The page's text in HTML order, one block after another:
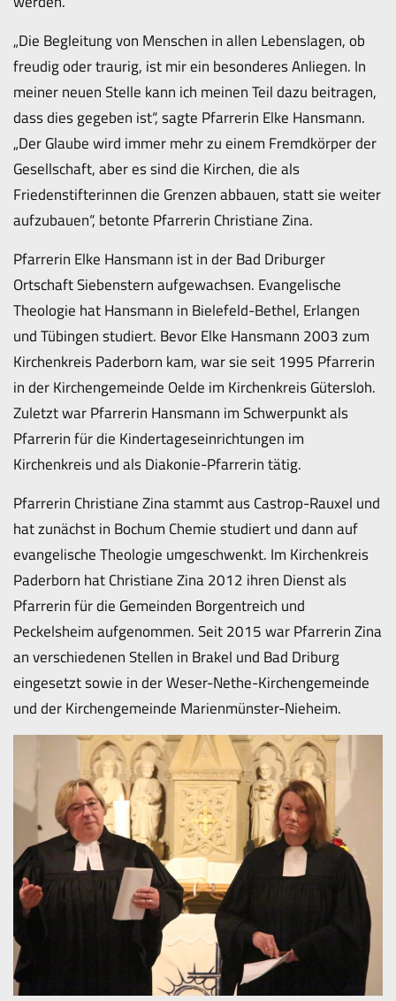
„Die Begleitung von Menschen in allen Lebenslagen, ob
freudig oder traurig, ist mir ein besonderes Anliegen. In
meiner neuen Stelle kann ich meinen Teil dazu beitragen,
dass dies gegeben ist“, sagte Pfarrerin Elke Hansmann.
„Der Glaube wird immer mehr zu einem Fremdkörper der
Gesellschaft, aber es sind die Kirchen, die als
Friedenstifterinnen die Grenzen abbauen, statt sie weiter
aufzubauen“, betonte Pfarrerin Christiane Zina.
Pfarrerin Elke Hansmann ist in der Bad Driburger
Ortschaft Siebenstern aufgewachsen. Evangelische
Theologie hat Hansmann in Bielefeld-Bethel, Erlangen
und Tübingen studiert. Bevor Elke Hansmann 2003 zum
Kirchenkreis Paderborn kam, war sie seit 1995 Pfarrerin
in der Kirchengemeinde Oelde im Kirchenkreis Gütersloh.
Zuletzt war Pfarrerin Hansmann im Schwerpunkt als
Pfarrerin für die Kindertageseinrichtungen im
Kirchenkreis und als Diakonie-Pfarrerin tätig.
Pfarrerin Christiane Zina stammt aus Castrop-Rauxel und
hat zunächst in Bochum Chemie studiert und dann auf
evangelische Theologie umgeschwenkt. Im Kirchenkreis
Paderborn hat Christiane Zina 2012 ihren Dienst als
Pfarrerin für die Gemeinden Borgentreich und
Peckelsheim aufgenommen. Seit 2015 war Pfarrerin Zina
an verschiedenen Stellen in Brakel und Bad Driburg
eingesetzt sowie in der Weser-Nethe-Kirchengemeinde
und der Kirchengemeinde Marienmünster-Nieheim.